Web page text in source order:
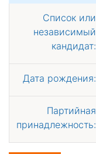
Список или
независимый
кандидат:
Дата рождения:
Партийная
принадлежность: